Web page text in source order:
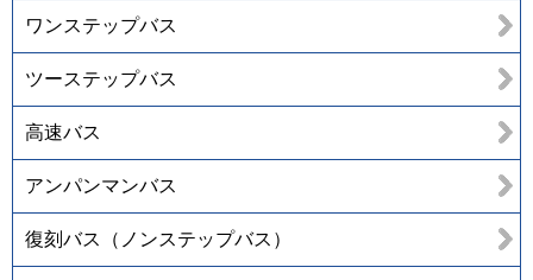
ワンステップバス
ツーステップバス
高速バス
アンパンマンバス
復刻バス（ノンステップバス）